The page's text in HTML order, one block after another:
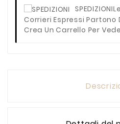
SPEDIZIONI
Corrieri Espressi Partono
Crea Un Carrello Per